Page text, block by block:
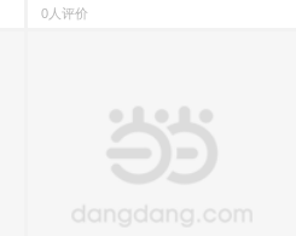
0人评价